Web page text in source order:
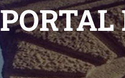
PORTAL